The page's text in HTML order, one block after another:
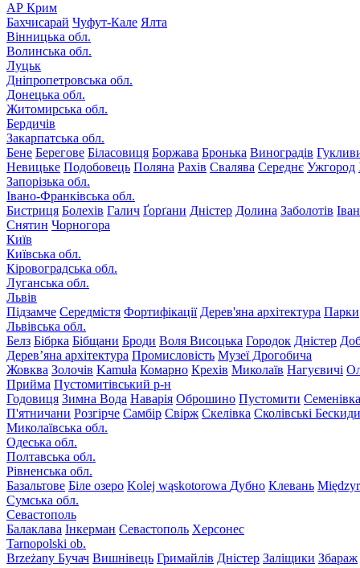
АР Крим
Бахчисарай Чуфут-Кале Ялта
Вінницька обл.
Волинська обл.
Луцьк
Дніпропетровська обл.
Донецька обл.
Житомирська обл.
Бердичів
Закарпатська обл.
Бене Берегове Біласовиця Боржава Бронька Виноградів
Невицьке Подобовець Поляна Рахів Свалява Середнє Ужгород
Запорізька обл.
Івано-Франківська обл.
Бистриця Болехів Галич Ґорґани Дністер Долина Заболотів
Снятин Чорногора
Київ
Київська обл.
Кіровоградська обл.
Луганська обл.
Львів
Підзамче Середмістя Фортифікації Дерев'яна архітектура Парки
Львівська обл.
Белз Бібрка Бібщани Броди Воля Висоцька Городок Дністер
Дерев’яна архітектура Промисловість Музеї Дрогобича
Жовква Золочів Kamuła Комарно Крехів Миколаїв Нагуєвичі
Прийма Пустомитівський р-н
Годовиця Зимна Вода Наварія Оброшино Пустомити Семенівка
П'ятничани Розгірче Самбір Свірж Скелівка Сколівські Бескиди
Миколаївська обл.
Одеська обл.
Полтавська обл.
Рівненська обл.
Базальтове Біле озеро Kolej wąskotorowa Дубно Клевань
Сумська обл.
Севастополь
Балаклава Інкерман Севастополь Херсонес
Tarnopolski ob.
Brzeżany Бучач Вишнівець Гримайлів Дністер Заліщики Збараж